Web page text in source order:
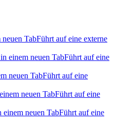
TabFührt auf eine externe
einem neuen TabFührt auf eine
neuen TabFührt auf eine
neuen TabFührt auf eine
neuen TabFührt auf eine